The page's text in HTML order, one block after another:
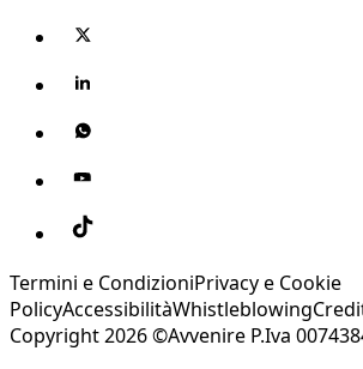
Termini e CondizioniPrivacy e Cookie
PolicyAccessibilitàWhistleblowing
Copyright 2026 ©Avvenire P.Iva